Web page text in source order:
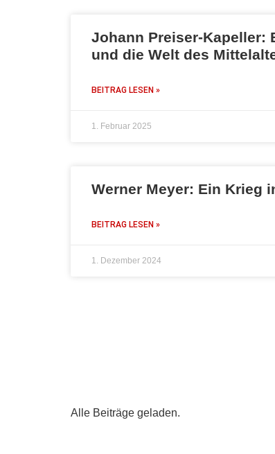
Johann Preiser-Kapeller:
und die Welt des
BEITRAG LESEN »
1. Februar 2025
Werner Meyer: Ein Krieg
BEITRAG LESEN »
1. Dezember 2024
Alle Beiträge geladen.